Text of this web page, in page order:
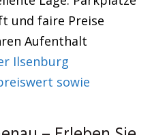
und faire Preise
Aufenthalt
Ilsenburg
sowie